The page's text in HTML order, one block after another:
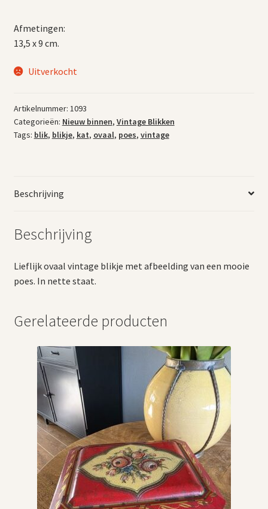
Afmetingen:
13,5 x 9 cm.
Uitverkocht
Artikelnummer: 1093
Categorieën: Nieuw binnen, Vintage Blikken
Tags: blik, blikje, kat, ovaal, poes, vintage
Beschrijving
Beschrijving
Lieflijk ovaal vintage blikje met afbeelding van een mooie
poes. In nette staat.
Gerelateerde producten